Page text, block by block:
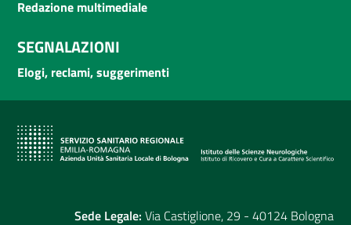
Redazione multimediale
SEGNALAZIONI
Elogi, reclami, suggerimenti
Sede Legale: Via Castiglione, 29 - 40124 Bologna